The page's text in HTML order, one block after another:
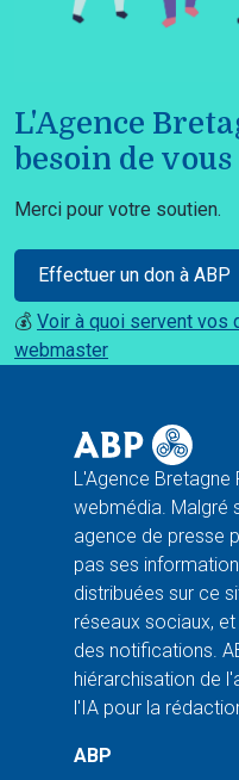
L'Agence
besoin de vous
Merci pour votre soutien.
Effectuer un don à ABP
💰 Voir à quoi servent vos
webmaster
L'Agence Bretagne
webmédia. Malgré
agence de presse
pas ses
distribuées sur ce
réseaux sociaux,
des notifications.
hiérarchisation de
l'IA pour la
ABP